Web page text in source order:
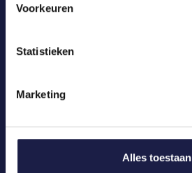
Voorkeuren
Statistieken
Marketing
Alles toestaan
Ihr Tier
Marken